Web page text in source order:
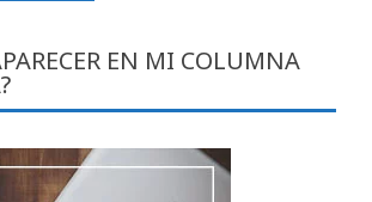
EN MI COLUMNA